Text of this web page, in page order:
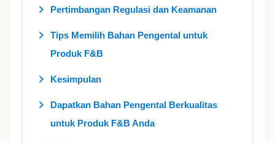
Pertimbangan Regulasi dan Keamanan
Tips Memilih Bahan Pengental untuk
Produk F&B
Kesimpulan
Dapatkan Bahan Pengental Berkualitas
untuk Produk F&B Anda